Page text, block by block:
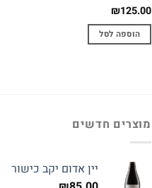
₪125.00
הוספה לסל
מוצרים חדשים
יין אדום יקב כישור